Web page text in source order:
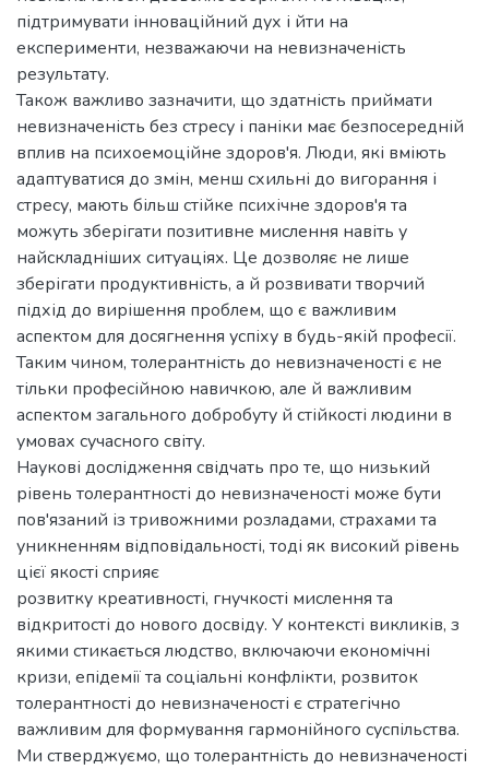
підтримувати інноваційний дух і йти на
експерименти, незважаючи на невизначеність
результату.
Також важливо зазначити, що здатність приймати
невизначеність без стресу і паніки має безпосередній
вплив на психоемоційне здоров'я. Люди, які вміють
адаптуватися до змін, менш схильні до вигорання і
стресу, мають більш стійке психічне здоров'я та
можуть зберігати позитивне мислення навіть у
найскладніших ситуаціях. Це дозволяє не лише
зберігати продуктивність, а й розвивати творчий
підхід до вирішення проблем, що є важливим
аспектом для досягнення успіху в будь-якій професії.
Таким чином, толерантність до невизначеності є не
тільки професійною навичкою, але й важливим
аспектом загального добробуту й стійкості людини в
умовах сучасного світу.
Наукові дослідження свідчать про те, що низький
рівень толерантності до невизначеності може бути
пов'язаний із тривожними розладами, страхами та
уникненням відповідальності, тоді як високий рівень
цієї якості сприяє
розвитку креативності, гнучкості мислення та
відкритості до нового досвіду. У контексті викликів, з
якими стикається людство, включаючи економічні
кризи, епідемії та соціальні конфлікти, розвиток
толерантності до невизначеності є стратегічно
важливим для формування гармонійного суспільства.
Ми стверджуємо, що толерантність до невизначеності